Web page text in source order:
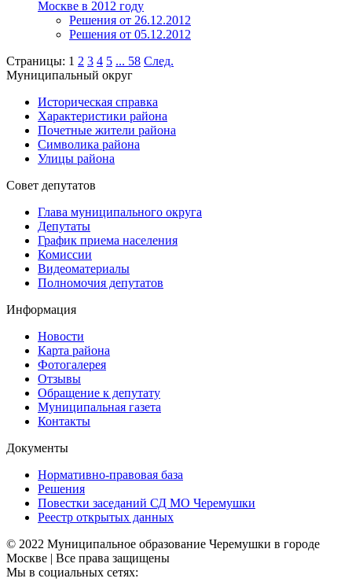
Москве в 2012 году
Решения от 26.12.2012
Решения от 05.12.2012
Страницы: 1 2 3 4 5 ... 58 След.
Муниципальный округ
Историческая справка
Характеристики района
Почетные жители района
Символика района
Улицы района
Совет депутатов
Глава муниципального округа
Депутаты
График приема населения
Комиссии
Видеоматериалы
Полномочия депутатов
Информация
Новости
Карта района
Фотогалерея
Отзывы
Обращение к депутату
Муниципальная газета
Контакты
Документы
Нормативно-правовая база
Решения
Повестки заседаний СД МО Черемушки
Реестр открытых данных
© 2022 Муниципальное образование Черемушки в городе
Москве | Все права защищены
Мы в социальных сетях: